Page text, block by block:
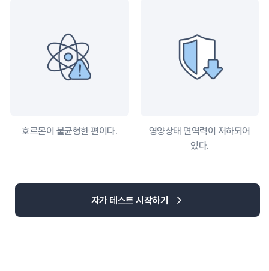
호르몬이 불균형한 편이다.
영양상태 면역력이 저하되어
있다.
자가 테스트 시작하기